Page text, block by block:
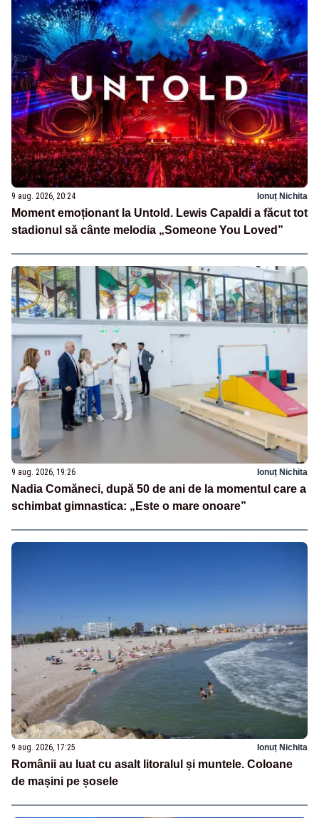
9 aug. 2026, 20:24 Ionuț Nichita
Moment emoționant la Untold. Lewis Capaldi a făcut tot
stadionul să cânte melodia „Someone You Loved”
9 aug. 2026, 19:26 Ionuț Nichita
Nadia Comăneci, după 50 de ani de la momentul care a
schimbat gimnastica: „Este o mare onoare”
9 aug. 2026, 17:25 Ionuț Nichita
Românii au luat cu asalt litoralul și muntele. Coloane
de mașini pe șosele